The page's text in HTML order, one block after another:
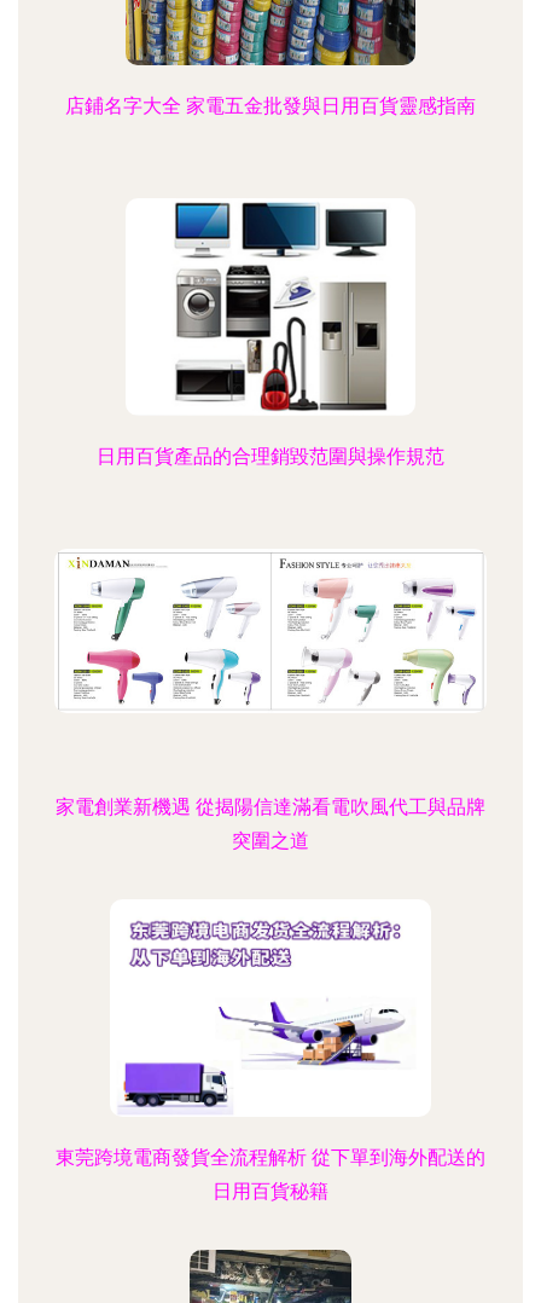
店鋪名字大全 家電五金批發與日用百貨靈感指南
日用百貨產品的合理銷毀范圍與操作規范
家電創業新機遇 從揭陽信達滿看電吹風代工與品牌
突圍之道
東莞跨境電商發貨全流程解析 從下單到海外配送的
日用百貨秘籍